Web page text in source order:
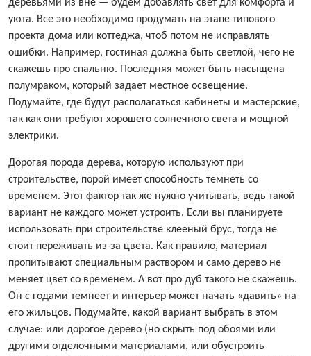
деревьями из вне — будем добавлять свет для комфорта и
уюта. Все это необходимо продумать на этапе типового
проекта дома или коттеджа, чтоб потом не исправлять
ошибки. Например, гостиная должна быть светлой, чего не
скажешь про спальню. Последняя может быть насыщена
полумраком, который задает местное освещение.
Подумайте, где будут располагаться кабинеты и мастерские,
так как они требуют хорошего солнечного света и мощной
электрики.
Дорогая порода дерева, которую используют при
строительстве, порой имеет способность темнеть со
временем. Этот фактор так же нужно учитывать, ведь такой
вариант не каждого может устроить. Если вы планируете
использовать при строительстве клееный брус, тогда не
стоит переживать из-за цвета. Как правило, материал
пропитывают специальным раствором и само дерево не
меняет цвет со временем. А вот про дуб такого не скажешь.
Он с годами темнеет и интерьер может начать «давить» на
его жильцов. Подумайте, какой вариант выбрать в этом
случае: или дорогое дерево (но скрыть под обоями или
другими отделочными материалами, или обустроить